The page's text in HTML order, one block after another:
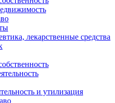
лекарственные средства
и утилизация